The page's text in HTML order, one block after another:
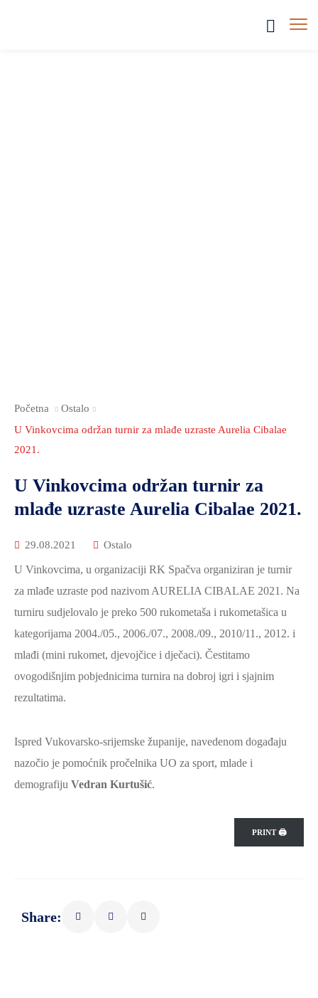
Početna
Ostalo
U Vinkovcima održan turnir za mlađe uzraste Aurelia Cibalae
2021.
U Vinkovcima održan turnir za
mlađe uzraste Aurelia Cibalae 2021.
29.08.2021 Ostalo
U Vinkovcima, u organizaciji RK Spačva organiziran je turnir
za mlađe uzraste pod nazivom AURELIA CIBALAE 2021. Na
turniru sudjelovalo je preko 500 rukometaša i rukometašica u
kategorijama 2004./05., 2006./07., 2008./09., 2010/11., 2012. i
mlađi (mini rukomet, djevojčice i dječaci). Čestitamo
ovogodišnjim pobjednicima turnira na dobroj igri i sjajnim
rezultatima.
Ispred Vukovarsko-srijemske županije, navedenom događaju
nazočio je pomoćnik pročelnika UO za sport, mlade i
demografiju Vedran Kurtušić.
PRINT 🖨
Share: